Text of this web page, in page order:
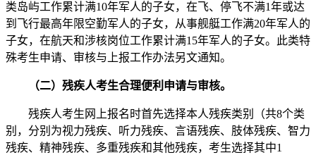
类岛屿工作累计满10年军人的子女，在飞、停飞不满1年或达
到飞行最高年限空勤军人的子女，从事舰艇工作满20年军人的
子女，在航天和涉核岗位工作累计满15年军人的子女。此类特
殊考生申请、审核与上报工作办法另文通知。
（二）残疾人考生合理便利申请与审核。
残疾人考生网上报名时首先选择本人残疾类别（共8个类
别，分别为视力残疾、听力残疾、言语残疾、肢体残疾、智力
残疾、精神残疾、多重残疾和其他残疾，考生选择其中1